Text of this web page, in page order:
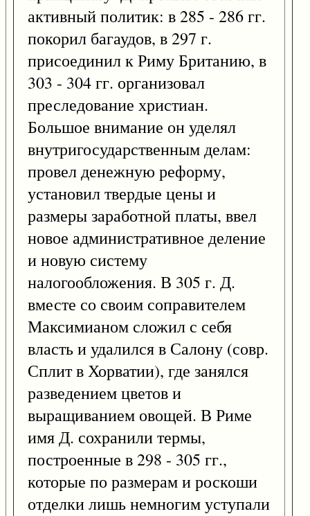
активный политик: в 285 - 286 гг.
покорил багаудов, в 297 г.
присоединил к Риму Британию, в
303 - 304 гг. организовал
преследование христиан.
Большое внимание он уделял
внутригосударственным делам:
провел денежную реформу,
установил твердые цены и
размеры заработной платы, ввел
новое административное деление
и новую систему
налогообложения. В 305 г. Д.
вместе со своим соправителем
Максимианом сложил с себя
власть и удалился в Салону (совр.
Сплит в Хорватии), где занялся
разведением цветов и
выращиванием овощей. В Риме
имя Д. сохранили термы,
построенные в 298 - 305 гг.,
которые по размерам и роскоши
отделки лишь немногим уступали